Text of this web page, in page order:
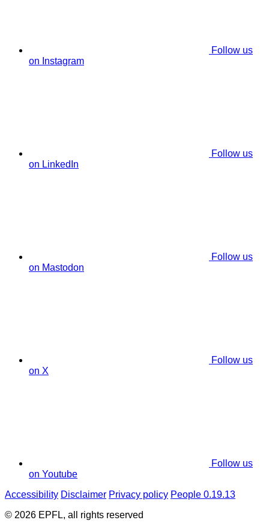
Follow us
on Instagram
Follow us
on LinkedIn
Follow us
on Mastodon
Follow us
on X
Follow us
on Youtube
Accessibility Disclaimer Privacy policy People 0.19.13
© 2026 EPFL, all rights reserved